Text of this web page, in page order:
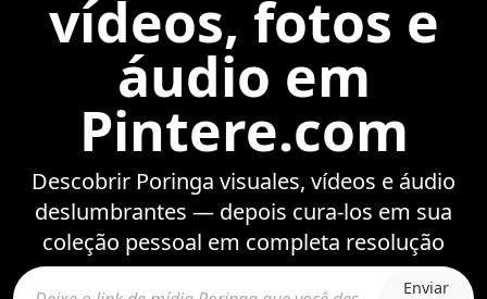
vídeos, fotos e
áudio em
Pintere.com
Descobrir Poringa visuales, vídeos e áudio
deslumbrantes — depois cura-los em sua
coleção pessoal em completa resolução
Enviar